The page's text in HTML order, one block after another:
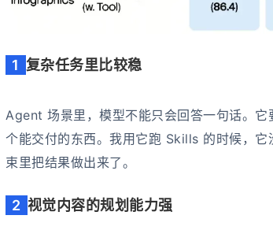
1 复杂任务里比较稳
Agent 场景里，模型不能只会回答一句话。
个能交付的东西。我用它跑 Skills 的时候，
束里把结果做出来了。
2 视觉内容的规划能力强